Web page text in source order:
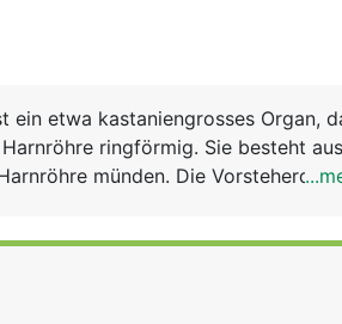
ein etwa kastaniengrosses Organ,
ringförmig. Sie besteht
münden. Die